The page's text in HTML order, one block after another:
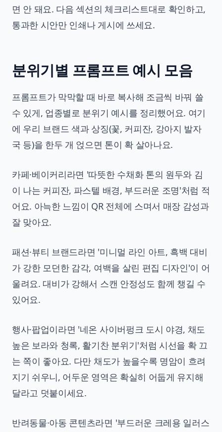
면 안 돼요. 다음 섹션의 체크리스트대로 확인하고,
통과한 시안만 인쇄나 게시에 쓰세요.
분위기별 프롬프트 예시 모음
프롬프트가 막막할 때 바로 복사해 조금씩 바꿔 쓸
수 있게, 업종별로 분위기 예시를 정리했어요. 여기
에 우리 브랜드 색과 상징(꽃, 커피잔, 강아지 발자
국 등)을 한두 개 얹으면 톤이 확 살아나요.
카페·베이커리라면 '따뜻한 수채화 톤의 원두와 김
이 나는 커피잔, 파스텔 배경, 부드러운 조명'처럼 적
어요. 아늑한 느낌이 QR 전체에 스며서 매장 감성과
잘 맞아요.
패션·뷰티 브랜드라면 '미니멀 라인 아트, 흑백 대비
가 강한 모던한 감각, 여백을 살린 편집 디자인'이 어
울려요. 대비가 강해서 스캔 안정성도 함께 챙길 수
있어요.
행사·팝업이라면 '네온 사이버펑크 도시 야경, 채도
높은 보라와 청록, 활기찬 분위기'처럼 시선을 확 끄
는 쪽이 좋아요. 다만 채도가 높을수록 명암이 흐려
지기 쉬우니, 어두운 영역은 확실히 어둡게 유지해
달라고 덧붙이세요.
반려동물·아동 콘텐츠라면 '부드러운 크레용 일러스